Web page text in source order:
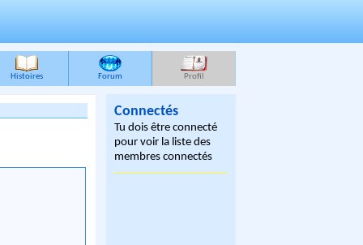
Histoires Forum Profil
Connectés
Tu dois être connecté
pour voir la liste des
membres connectés